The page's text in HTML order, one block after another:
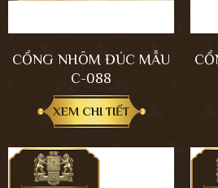
CỔNG NHÔM ĐÚC MẪU
C-088
XEM CHI TIẾT